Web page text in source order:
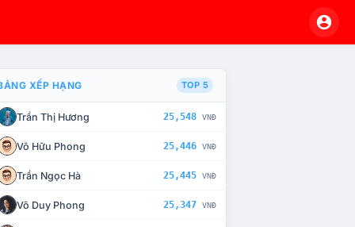
CHẾ TÀI XỬ LÝ VI PHẠM
XẾP HẠNG TOP 5
Trần Thị Hương 25,548 VNĐ
Võ Hữu Phong 25,446 VNĐ
Trần Ngọc Hà 25,445 VNĐ
Võ Duy Phong 25,347 VNĐ